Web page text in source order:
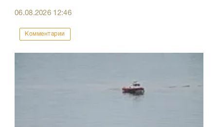
06.08.2026 12:46
Комментарии